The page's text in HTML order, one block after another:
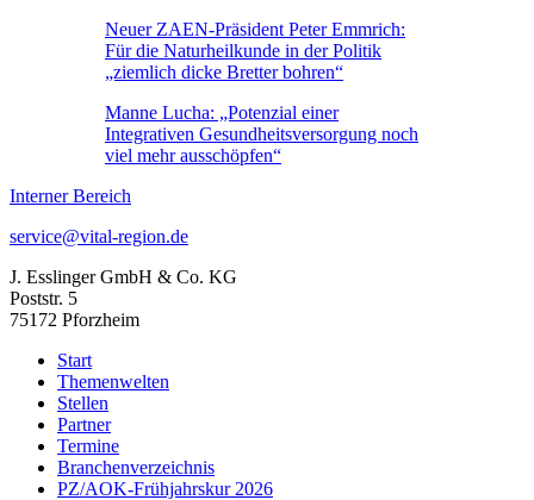
Neuer ZAEN-Präsident Peter Emmrich:
Für die Naturheilkunde in der Politik
„ziemlich dicke Bretter bohren“
Manne Lucha: „Potenzial einer
Integrativen Gesundheitsversorgung noch
viel mehr ausschöpfen“
Interner Bereich
service@vital-region.de
J. Esslinger GmbH & Co. KG
Poststr. 5
75172 Pforzheim
Start
Themenwelten
Stellen
Partner
Termine
Branchenverzeichnis
PZ/AOK-Frühjahrskur 2026